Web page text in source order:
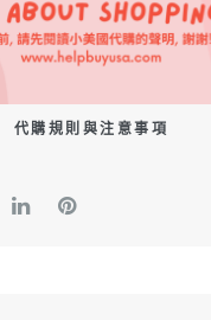
代購規則與注意事項